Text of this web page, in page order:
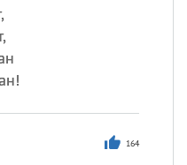
164